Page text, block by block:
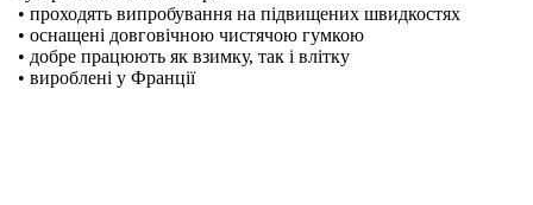
• проходять випробування на підвищених швидкостях
• оснащені довговічною чистячою гумкою
• добре працюють як взимку, так і влітку
• вироблені у Франції